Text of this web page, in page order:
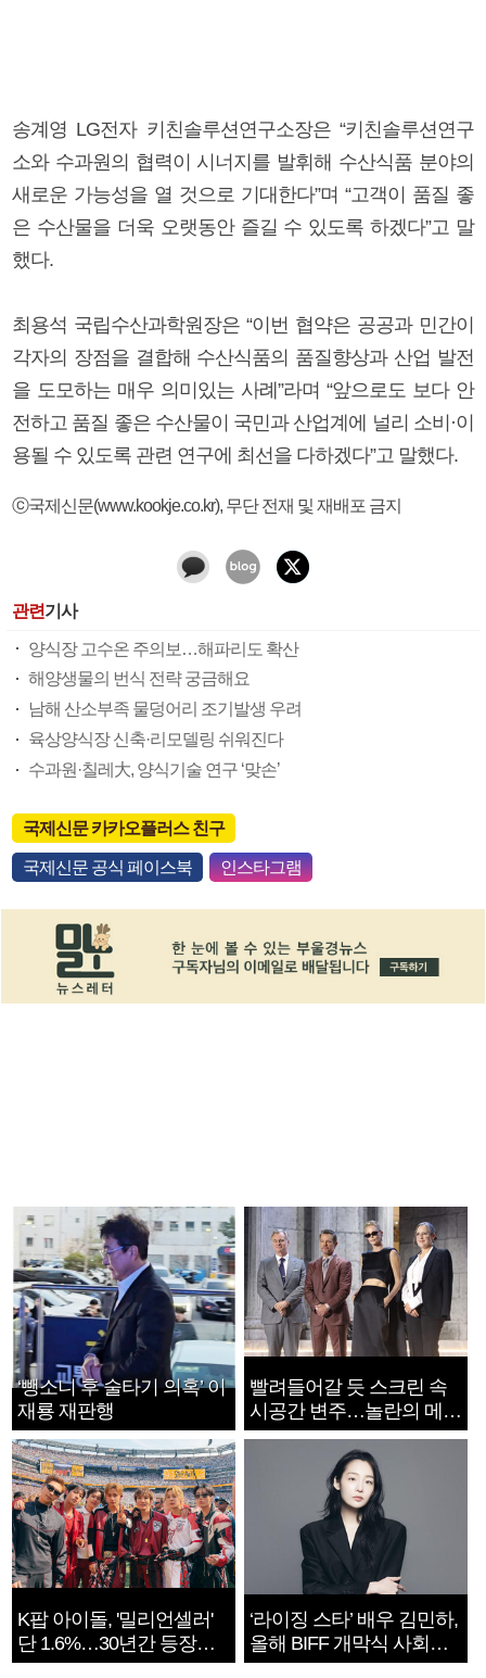
송계영 LG전자 키친솔루션연구소장은 “키친솔루션연구
소와 수과원의 협력이 시너지를 발휘해 수산식품 분야의
새로운 가능성을 열 것으로 기대한다”며 “고객이 품질 좋
은 수산물을 더욱 오랫동안 즐길 수 있도록 하겠다”고 말
했다.
최용석 국립수산과학원장은 “이번 협약은 공공과 민간이
각자의 장점을 결합해 수산식품의 품질향상과 산업 발전
을 도모하는 매우 의미있는 사례”라며 “앞으로도 보다 안
전하고 품질 좋은 수산물이 국민과 산업계에 널리 소비·이
용될 수 있도록 관련 연구에 최선을 다하겠다”고 말했다.
ⓒ국제신문(www.kookje.co.kr), 무단 전재 및 재배포 금지
관련기사
양식장 고수온 주의보…해파리도 확산
해양생물의 번식 전략 궁금해요
남해 산소부족 물덩어리 조기발생 우려
육상양식장 신축·리모델링 쉬워진다
수과원·칠레大, 양식기술 연구 ‘맞손’
국제신문 카카오플러스 친구
국제신문 공식 페이스북 인스타그램
‘뺑소니 후 술타기 의혹’ 이
재룡 재판행
빨려들어갈 듯 스크린 속
시공간 변주…놀란의 메시
지는 ‘전쟁 속죄’
K팝 아이돌, '밀리언셀러'
단 1.6%…30년간 등장
1182개팀 전수조사
‘라이징 스타’ 배우 김민하,
올해 BIFF 개막식 사회자
확정